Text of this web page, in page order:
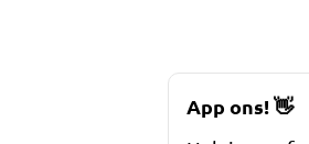
App ons!👋